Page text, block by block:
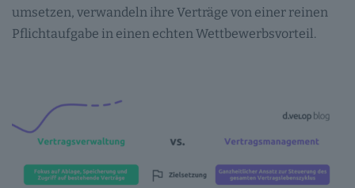
umsetzen, verwandeln ihre Verträge von einer reinen
Pflichtaufgabe in einen echten Wettbewerbsvorteil.